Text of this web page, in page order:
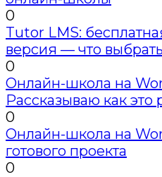
0
Tutor LMS:
версия — что
0
Онлайн-школа на
Рассказываю как это
0
Онлайн-школа на
готового проекта
0